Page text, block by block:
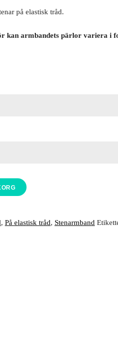
på elastisk tråd.
kan armbandets pärlor variera i
, På elastisk tråd, Stenarmband